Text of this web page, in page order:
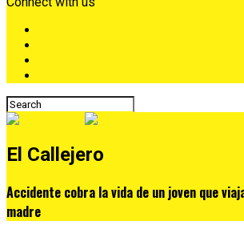
El Callejero
Accidente cobra la vida de un joven que
madre